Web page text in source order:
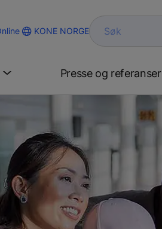
KONE NORGE Søk
Presse og referanser